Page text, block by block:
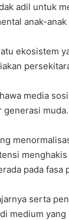
adil untuk
anak-
ekosistem
media
muda.
pada
serta
medium